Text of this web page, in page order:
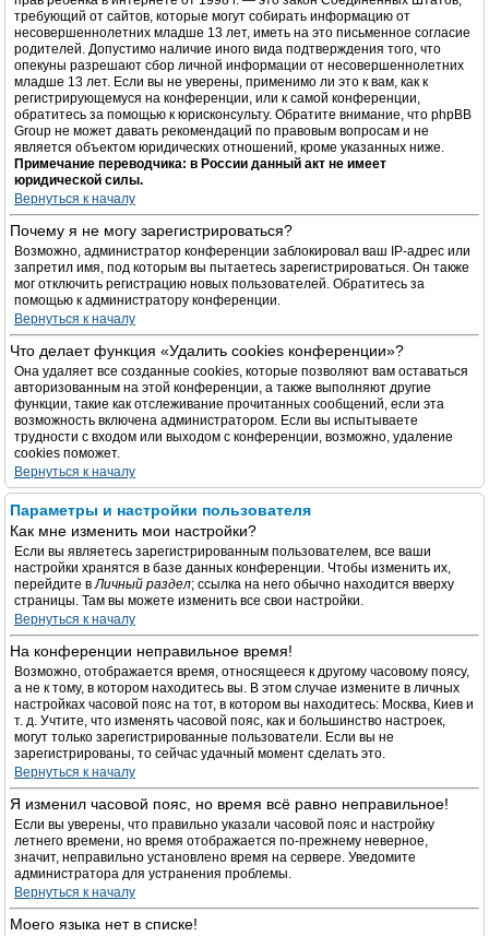
требующий от сайтов, которые могут собирать информацию от
несовершеннолетних младше 13 лет, иметь на это письменное согласие
родителей. Допустимо наличие иного вида подтверждения того, что
опекуны разрешают сбор личной информации от несовершеннолетних
младше 13 лет. Если вы не уверены, применимо ли это к вам, как к
регистрирующемуся на конференции, или к самой конференции,
обратитесь за помощью к юрисконсульту. Обратите внимание, что phpBB
Group не может давать рекомендаций по правовым вопросам и не
является объектом юридических отношений, кроме указанных ниже.
Примечание переводчика: в России данный акт не имеет
юридической силы.
Вернуться к началу
Почему я не могу зарегистрироваться?
Возможно, администратор конференции заблокировал ваш IP-адрес или
запретил имя, под которым вы пытаетесь зарегистрироваться. Он также
мог отключить регистрацию новых пользователей. Обратитесь за
помощью к администратору конференции.
Вернуться к началу
Что делает функция «Удалить cookies конференции»?
Она удаляет все созданные cookies, которые позволяют вам оставаться
авторизованным на этой конференции, а также выполняют другие
функции, такие как отслеживание прочитанных сообщений, если эта
возможность включена администратором. Если вы испытываете
трудности с входом или выходом с конференции, возможно, удаление
cookies поможет.
Вернуться к началу
Параметры и настройки пользователя
Как мне изменить мои настройки?
Если вы являетесь зарегистрированным пользователем, все ваши
настройки хранятся в базе данных конференции. Чтобы изменить их,
перейдите вЛичный раздел; ссылка на него обычно находится вверху
страницы. Там вы можете изменить все свои настройки.
Вернуться к началу
На конференции неправильное время!
Возможно, отображается время, относящееся к другому часовому поясу,
а не к тому, в котором находитесь вы. В этом случае измените в личных
настройках часовой пояс на тот, в котором вы находитесь: Москва, Киев и
т. д. Учтите, что изменять часовой пояс, как и большинство настроек,
могут только зарегистрированные пользователи. Если вы не
зарегистрированы, то сейчас удачный момент сделать это.
Вернуться к началу
Я изменил часовой пояс, но время всё равно неправильное!
Если вы уверены, что правильно указали часовой пояс и настройку
летнего времени, но время отображается по-прежнему неверное,
значит, неправильно установлено время на сервере. Уведомите
администратора для устранения проблемы.
Вернуться к началу
Моего языка нет в списке!